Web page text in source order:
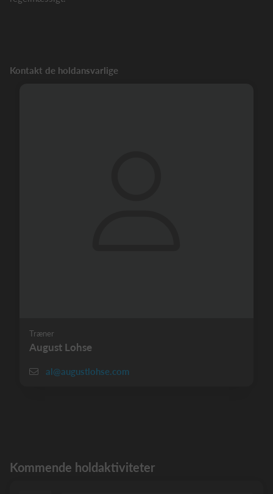
Kontakt de holdansvarlige
Træner
August Lohse
al@augustlohse.com
Kommende holdaktiviteter